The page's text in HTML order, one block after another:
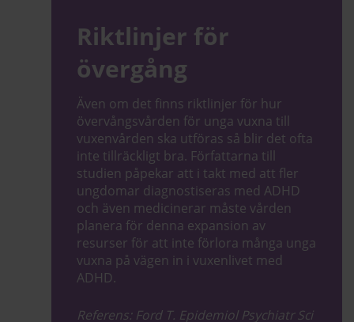
Riktlinjer för
övergång
Även om det finns riktlinjer för hur
övervångsvården för unga vuxna till
vuxenvården ska utföras så blir det ofta
inte tillräckligt bra. Författarna till
studien påpekar att i takt med att fler
ungdomar diagnostiseras med ADHD
och även medicinerar måste vården
planera för denna expansion av
resurser för att inte förlora många unga
vuxna på vägen in i vuxenlivet med
ADHD.
Referens: Ford T. Epidemiol Psychiatr Sci